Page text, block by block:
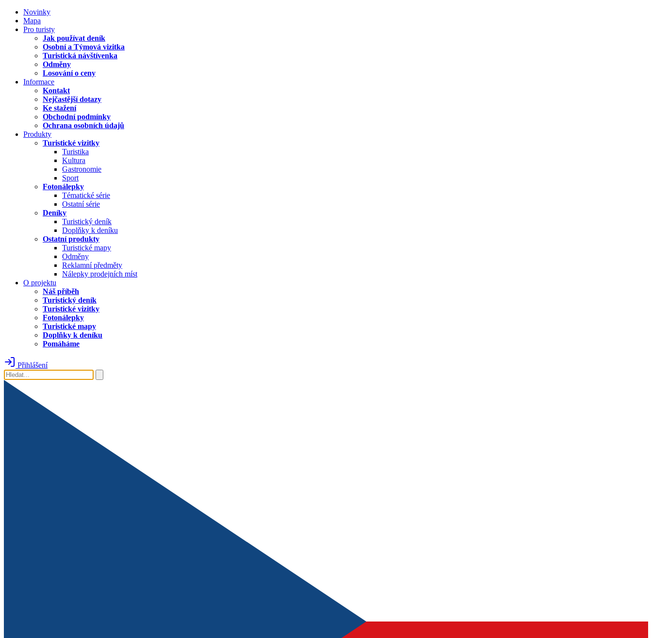
Novinky
Mapa
Pro turisty
Jak používat deník
Osobní a Týmová vizitka
Turistická návštívenka
Odměny
Losování o ceny
Informace
Kontakt
Nejčastější dotazy
Ke stažení
Obchodní podmínky
Ochrana osobních údajů
Produkty
Turistické vizitky
Turistika
Kultura
Gastronomie
Sport
Fotonálepky
Tématické série
Ostatní série
Deníky
Turistický deník
Doplňky k deníku
Ostatní produkty
Turistické mapy
Odměny
Reklamní předměty
Nálepky prodejních míst
O projektu
Náš příběh
Turistický deník
Turistické vizitky
Fotonálepky
Turistické mapy
Doplňky k deníku
Pomáháme
Přihlášení